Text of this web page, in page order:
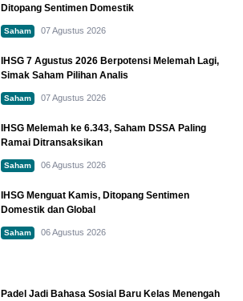
Ditopang Sentimen Domestik
Saham 07 Agustus 2026
IHSG 7 Agustus 2026 Berpotensi Melemah Lagi,
Simak Saham Pilihan Analis
Saham 07 Agustus 2026
IHSG Melemah ke 6.343, Saham DSSA Paling
Ramai Ditransaksikan
Saham 06 Agustus 2026
IHSG Menguat Kamis, Ditopang Sentimen
Domestik dan Global
Saham 06 Agustus 2026
Padel Jadi Bahasa Sosial Baru Kelas Menengah